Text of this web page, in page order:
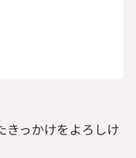
きっかけをよろしけ